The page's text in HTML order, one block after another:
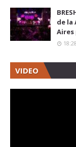
de la
Aires
18:28
VIDEO